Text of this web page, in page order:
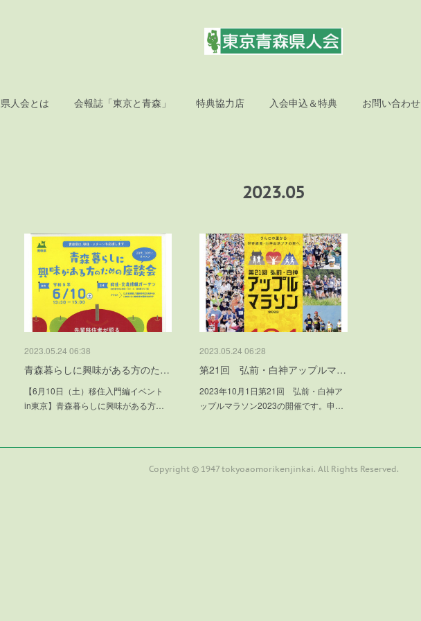
人会とは 会報誌「東京と青森」 特典協力店 入会申込＆特典 お問い合わせ
2023.05
2023.05.24 06:38
青森暮らしに興味がある方のた…
【6月10日（土）移住入門編イベント
in東京】青森暮らしに興味がある方…
2023.05.24 06:28
第21回 弘前・白神アップルマ…
2023年10月1日第21回 弘前・白神ア
ップルマラソン2023の開催です。申…
Copyright © 1947 tokyoaomorikenjinkai. All Rights Reserved.